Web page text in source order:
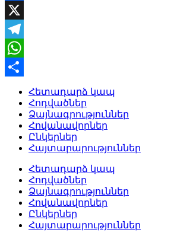
Facebook
X
Telegram
WhatsApp
Հետադարձ կապ
Հոդվածներ
Ձայնագրություններ
Հովանավորներ
Ընկերներ
Հայտարարություններ
Հետադարձ կապ
Հոդվածներ
Ձայնագրություններ
Հովանավորներ
Ընկերներ
Հայտարարություններ